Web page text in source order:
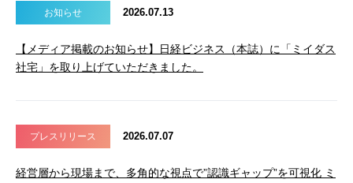
お知らせ 2026.07.13
【メディア掲載のお知らせ】日経ビジネス（本誌）に「ミイダス
社宅」を取り上げていただきました。
プレスリリース 2026.07.07
経営層から現場まで、多角的な視点で”認識ギャップ”を可視化 ミ